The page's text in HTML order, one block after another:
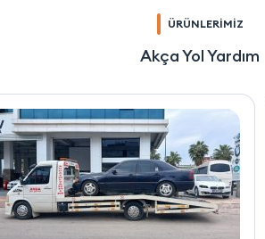
ÜRÜNLERİMİZ
Akça Yol Yardım